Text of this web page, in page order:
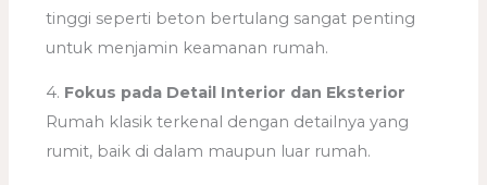
tinggi seperti beton bertulang sangat penting
untuk menjamin keamanan rumah.
4. Fokus pada Detail Interior dan Eksterior
Rumah klasik terkenal dengan detailnya yang
rumit, baik di dalam maupun luar rumah.